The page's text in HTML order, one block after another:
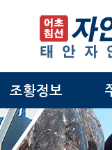
조황정보